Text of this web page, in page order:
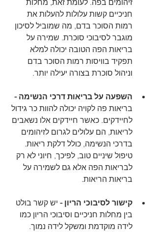
זיהומים בפה. לעומת זאת, מחלות
חניכיים קשות עלולות להעלות את
רמות הסוכר בדם, מה שמוביל לסיכון
מוגבר לסיבוכי סוכרת. שמירה על
בריאות הפה הטובה יכולה למלא
תפקיד בוויסות רמות הסוכר בדם
וניהול סוכרת בצורה יעילה יותר.
השפעה על בריאות דרכי הנשימה -
בריאות פה לקויה יכולה להוות כר גידול
לחיידקים. כאשר חיידקים אלו נשאבים
לריאות, הם עלולים לגרום לזיהומים
בדרכי הנשימה, כולל דלקת ריאות.
טיפול שיניים טוב, לפיכך, חיוני לא רק
לבריאות הפה אלא גם לשמירה על
בריאות הריאות.
קישור לסיבוכי הריון - יש קשר בולט
בין מחלות חניכיים וסיבוכי הריון כמו
לידה מוקדמת ומשקל לידה נמוך.